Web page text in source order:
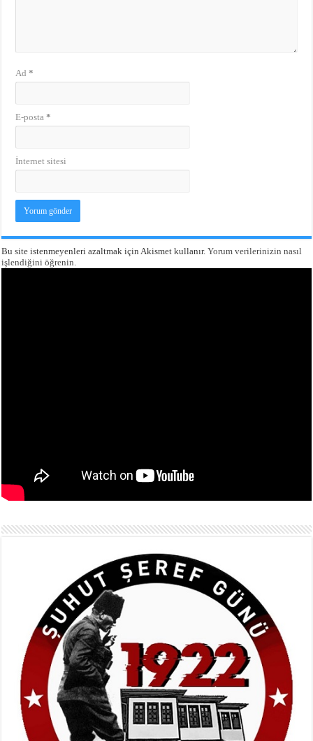
Ad*
E-posta*
İnternet sitesi
Bu site istenmeyenleri azaltmak için Akismet kullanır.Yorum verilerinizin nasıl
işlendiğini öğrenin.